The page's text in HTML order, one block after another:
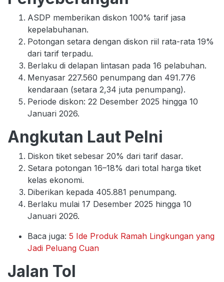
ASDP memberikan diskon 100% tarif jasa
kepelabuhanan.
Potongan setara dengan diskon riil rata-rata 19%
dari tarif terpadu.
Berlaku di delapan lintasan pada 16 pelabuhan.
Menyasar 227.560 penumpang dan 491.776
kendaraan (setara 2,34 juta penumpang).
Periode diskon: 22 Desember 2025 hingga 10
Januari 2026.
Angkutan Laut Pelni
Diskon tiket sebesar 20% dari tarif dasar.
Setara potongan 16–18% dari total harga tiket
kelas ekonomi.
Diberikan kepada 405.881 penumpang.
Berlaku mulai 17 Desember 2025 hingga 10
Januari 2026.
Baca juga: 5 Ide Produk Ramah Lingkungan yang
Jadi Peluang Cuan
Jalan Tol